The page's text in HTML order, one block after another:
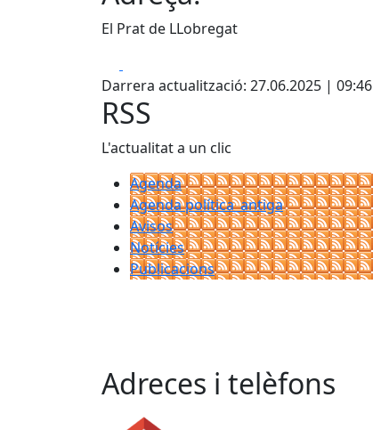
El Prat de LLobregat
Darrera actualització: 27.06.2025 | 09:46
RSS
L'actualitat a un clic
Agenda
Agenda política_antiga
Avisos
Notícies
Publicacions
Adreces i telèfons